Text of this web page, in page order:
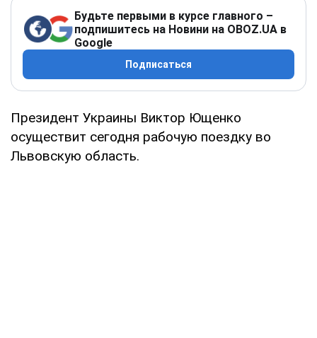
Будьте первыми в курсе главного –
подпишитесь на Новини на OBOZ.UA в
Google
Подписаться
Президент Украины Виктор Ющенко
осуществит сегодня рабочую поездку во
Львовскую область.